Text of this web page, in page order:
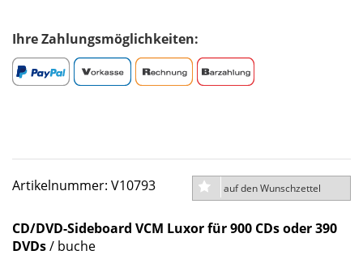
Ihre Zahlungsmöglichkeiten:
Artikelnummer: V10793 auf den Wunschzettel
CD/DVD-Sideboard VCM Luxor für 900 CDs oder 390
DVDs/ buche